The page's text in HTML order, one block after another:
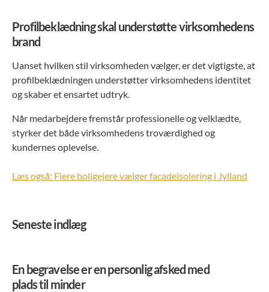
Profilbeklædning skal understøtte virksomhedens
brand
Uanset hvilken stil virksomheden vælger, er det vigtigste, at
profilbeklædningen understøtter virksomhedens identitet
og skaber et ensartet udtryk.
Når medarbejdere fremstår professionelle og velklædte,
styrker det både virksomhedens troværdighed og
kundernes oplevelse.
Læs også: Flere boligejere vælger facadeisolering i Jylland
Seneste indlæg
En begravelse er en personlig afsked med
plads til minder